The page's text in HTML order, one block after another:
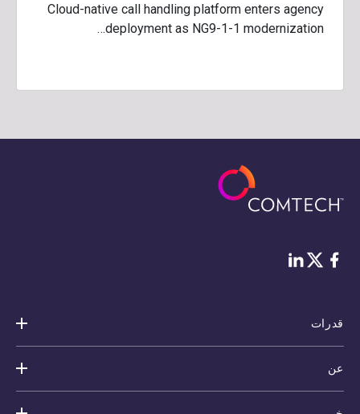
Cloud-native call handling platform enters agency
deployment as NG9-1-1 modernization…
فيس بوكTwitter
لينكد إن
قدرات
عن